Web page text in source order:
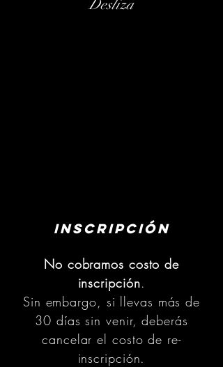
Desliza
INSCripción
No cobramos costo de
inscripción.
Sin embargo, si llevas más de
30 días sin venir, deberás
cancelar el costo de re-
inscripción.